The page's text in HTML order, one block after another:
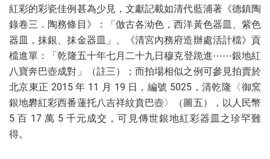
紅彩的彩瓷佳例甚為少見，文獻記載如清代藍浦著《德鎮陶
錄卷三．陶務條目》：「倣古各泑色，西洋黃色器皿、紫色
器皿，抹銀、抹金器皿」、《清宮內務府造辦處活計檔》貢
檔進單：「乾隆五十年七月二十九日穆克登跪進⋯⋯銀地紅
八寶奔巴壺成對」（註三）；而拍場相似之例可參見拍賣於
北京東正 2015 年 11 月 19 日，編號 5025，清乾隆〈御窯
銀地礬紅彩西番蓮托八吉祥紋賁巴壺〉（圖五），以人民幣
5 百 17 萬 5 千元成交，可見傳世銀地紅彩器皿之珍罕難
得。